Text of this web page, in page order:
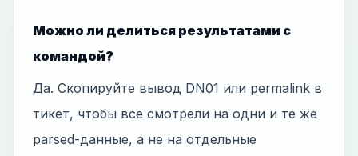
Можно ли делиться результатами с
командой?
Да. Скопируйте вывод DN01 или permalink в
тикет, чтобы все смотрели на одни и те же
parsed-данные, а не на отдельные